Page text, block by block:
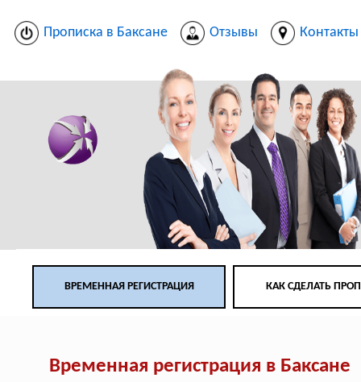
Прописка в Баксане Отзывы Контакты
ВРЕМЕННАЯ РЕГИСТРАЦИЯ КАК СДЕЛАТЬ
Временная регистрация в Баксане